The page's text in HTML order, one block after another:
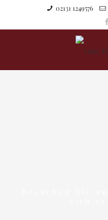
02131 1249576